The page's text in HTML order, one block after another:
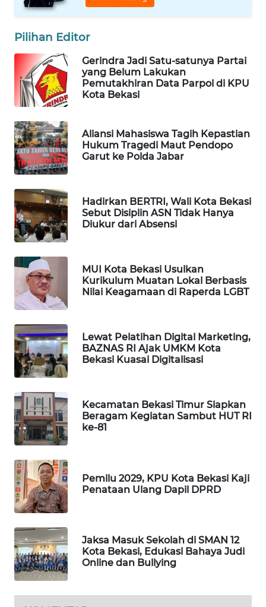
Pilihan Editor
Gerindra Jadi Satu-satunya Partai
yang Belum Lakukan
Pemutakhiran Data Parpol di KPU
Kota Bekasi
Aliansi Mahasiswa Tagih Kepastian
Hukum Tragedi Maut Pendopo
Garut ke Polda Jabar
Hadirkan BERTRI, Wali Kota Bekasi
Sebut Disiplin ASN Tidak Hanya
Diukur dari Absensi
MUI Kota Bekasi Usulkan
Kurikulum Muatan Lokal Berbasis
Nilai Keagamaan di Raperda LGBT
Lewat Pelatihan Digital Marketing,
BAZNAS RI Ajak UMKM Kota
Bekasi Kuasai Digitalisasi
Kecamatan Bekasi Timur Siapkan
Beragam Kegiatan Sambut HUT RI
ke-81
Pemilu 2029, KPU Kota Bekasi Kaji
Penataan Ulang Dapil DPRD
Jaksa Masuk Sekolah di SMAN 12
Kota Bekasi, Edukasi Bahaya Judi
Online dan Bullying
SITUNGIR
NEWS
SIDIKALANG
NEWS
SIBARAGAS
NEWS
METRO
SIANTAR
NEWS
METRO
MEDAN
NEWS
METRO
JAKARTA
NEWS
NEWS
KARING
NEWS
JURNAL
MARITIM
NEWS
GARONGGANG
NEWS
FISUELRI
ID
ENERGI
NEWS